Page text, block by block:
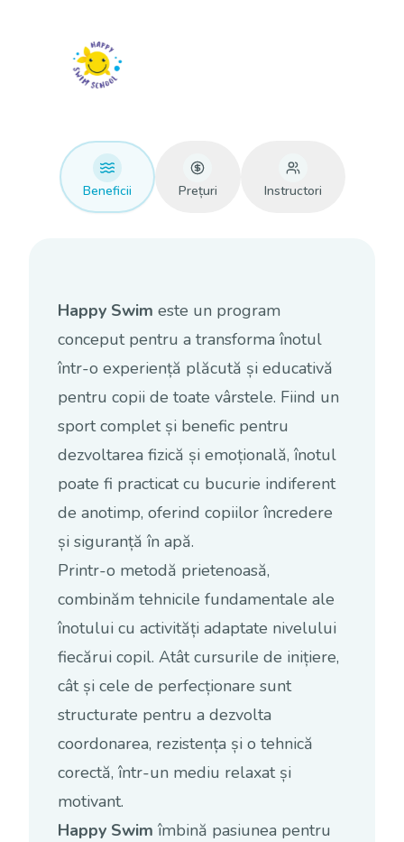
Beneficii Prețuri Instructori
Happy Swim este un program
conceput pentru a transforma înotul
într-o experiență plăcută și educativă
pentru copii de toate vârstele. Fiind un
sport complet și benefic pentru
dezvoltarea fizică și emoțională, înotul
poate fi practicat cu bucurie indiferent
de anotimp, oferind copiilor încredere
și siguranță în apă.
Printr-o metodă prietenoasă,
combinăm tehnicile fundamentale ale
înotului cu activități adaptate nivelului
fiecărui copil. Atât cursurile de inițiere,
cât și cele de perfecționare sunt
structurate pentru a dezvolta
coordonarea, rezistența și o tehnică
corectă, într-un mediu relaxat și
motivant.
Happy Swim îmbină pasiunea pentru